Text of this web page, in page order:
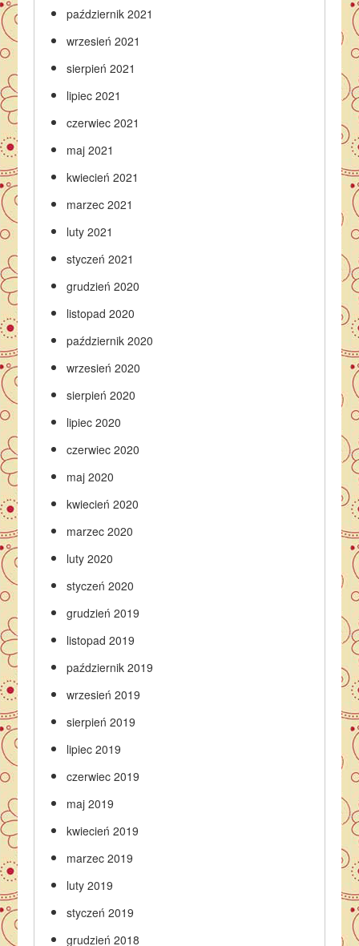
październik 2021
wrzesień 2021
sierpień 2021
lipiec 2021
czerwiec 2021
maj 2021
kwiecień 2021
marzec 2021
luty 2021
styczeń 2021
grudzień 2020
listopad 2020
październik 2020
wrzesień 2020
sierpień 2020
lipiec 2020
czerwiec 2020
maj 2020
kwiecień 2020
marzec 2020
luty 2020
styczeń 2020
grudzień 2019
listopad 2019
październik 2019
wrzesień 2019
sierpień 2019
lipiec 2019
czerwiec 2019
maj 2019
kwiecień 2019
marzec 2019
luty 2019
styczeń 2019
grudzień 2018